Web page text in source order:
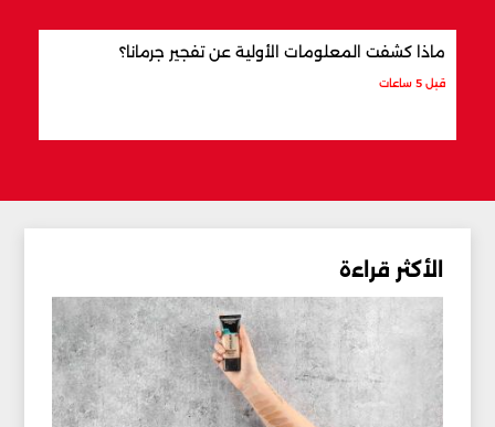
ماذا كشفت المعلومات الأولية عن تفجير جرمانا؟
قبل 5 ساعات
الأكثر قراءة